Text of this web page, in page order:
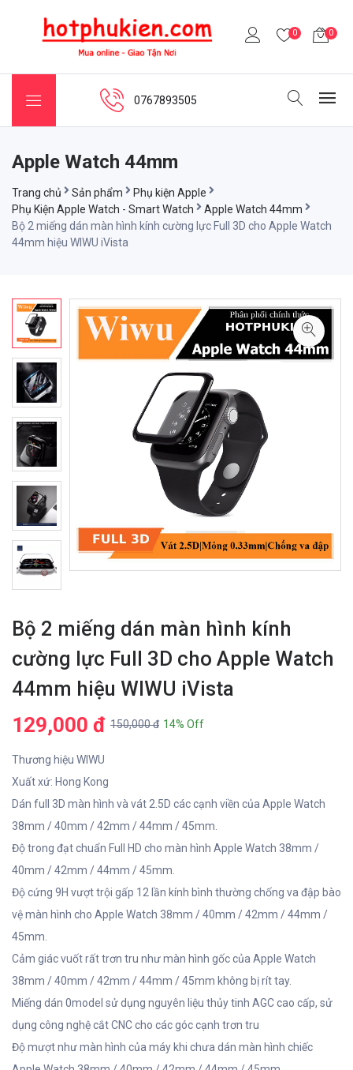
0 0
0767893505
Apple Watch 44mm
Trang chủ Sản phẩm
Phụ kiện Apple
Phụ Kiện Apple Watch - Smart Watch
Apple Watch 44mm
Bộ 2 miếng dán màn hình kính cường lực Full 3D cho Apple Watch
44mm hiệu WIWU iVista
Bộ 2 miếng dán màn hình kính
cường lực Full 3D cho Apple Watch
44mm hiệu WIWU iVista
129,000 đ 150,000 đ 14% Off
Thương hiệu WIWU
Xuất xứ: Hong Kong
Dán full 3D màn hình và vát 2.5D các cạnh viền của Apple Watch
38mm / 40mm / 42mm / 44mm / 45mm.
Độ trong đạt chuẩn Full HD cho màn hình Apple Watch 38mm /
40mm / 42mm / 44mm / 45mm.
Độ cứng 9H vượt trội gấp 12 lần kính bình thường chống va đập bào
vệ màn hình cho Apple Watch 38mm / 40mm / 42mm / 44mm /
45mm.
Cảm giác vuốt rất trơn tru như màn hình gốc của Apple Watch
38mm / 40mm / 42mm / 44mm / 45mm không bị rít tay.
Miếng dán 0model sử dụng nguyên liệu thủy tinh AGC cao cấp, sử
dụng công nghệ cắt CNC cho các góc cạnh trơn tru
Độ mượt như màn hình của máy khi chưa dán màn hình chiếc